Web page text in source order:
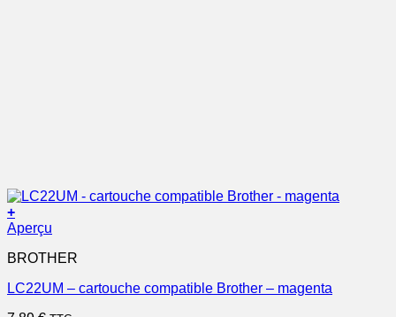
+
Aperçu
BROTHER
LC22UM – cartouche compatible Brother – magenta